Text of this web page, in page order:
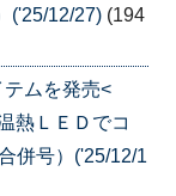
('25/12/27) (194
テムを発売<
熱ＬＥＤでコ
併号）('25/12/1